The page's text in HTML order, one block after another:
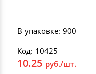
В упаковке: 900
Код: 10425
10.25 руб./шт.